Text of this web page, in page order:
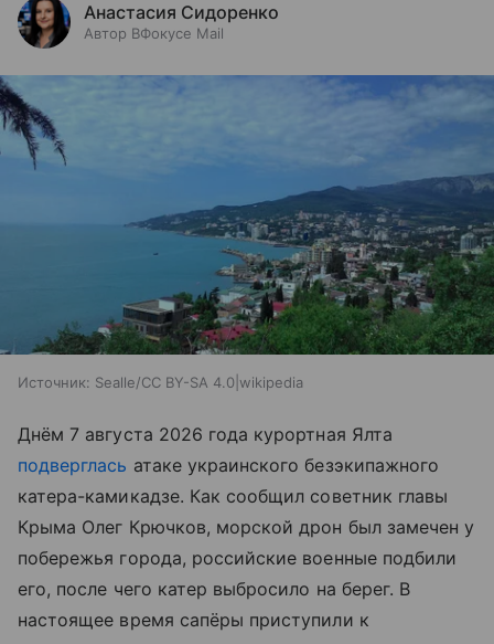
Анастасия Сидоренко
Автор ВФокусе Mail
Источник: Sealle/CC BY-SA 4.0|wikipedia
Днём 7 августа 2026 года курортная Ялта
подверглась атаке украинского безэкипажного
катера-камикадзе. Как сообщил советник главы
Крыма Олег Крючков, морской дрон был замечен у
побережья города, российские военные подбили
его, после чего катер выбросило на берег. В
настоящее время сапёры приступили к